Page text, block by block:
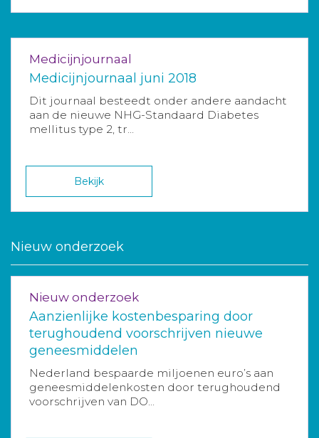
Medicijnjournaal
Medicijnjournaal juni 2018
Dit journaal besteedt onder andere aandacht
aan de nieuwe NHG-Standaard Diabetes
mellitus type 2, tr...
Bekijk
Nieuw onderzoek
Nieuw onderzoek
Aanzienlijke kostenbesparing door
terughoudend voorschrijven nieuwe
geneesmiddelen
Nederland bespaarde miljoenen euro’s aan
geneesmiddelenkosten door terughoudend
voorschrijven van DO...